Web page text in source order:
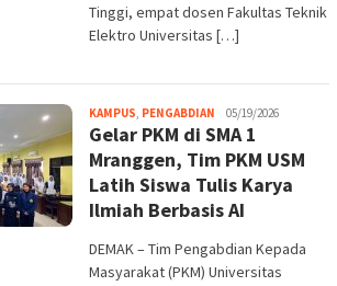
Tinggi, empat dosen Fakultas Teknik
Elektro Universitas […]
KAMPUS, PENGABDIAN Melani
05/19/2026
Gelar PKM di SMA 1
Mranggen, Tim PKM USM
Latih Siswa Tulis Karya
Ilmiah Berbasis AI
DEMAK – Tim Pengabdian Kepada
Masyarakat (PKM) Universitas